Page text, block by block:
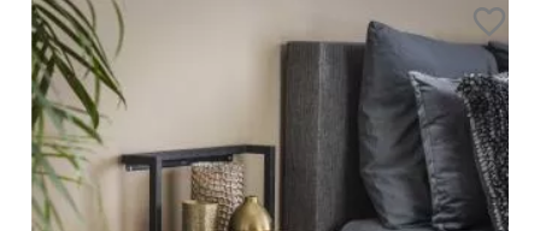
favorite_border